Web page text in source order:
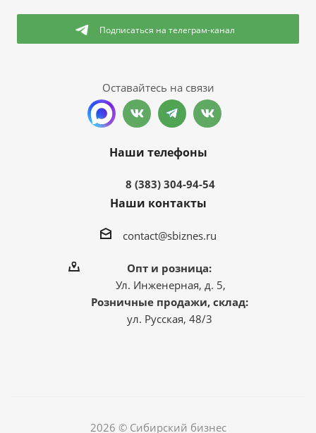
Подписаться на телеграм-канал
Оставайтесь на связи
Наши телефоны
8 (383) 304-94-54
Наши контакты
contact@sbiznes.ru
Опт и розница:
Ул. Инженерная, д. 5,
Розничные продажи, склад:
ул. Русская, 48/3
2026 © Сибирский бизнес